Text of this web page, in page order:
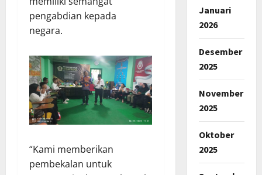
pengabdian kepada
negara.
“Kami memberikan
pembekalan untuk
Januari
2026
Desember
2025
November
2025
Oktober
2025